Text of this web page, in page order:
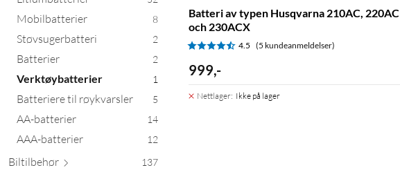
Mobilbatterier 8
Støvsugerbatteri 2
Batterier 2
Verktøybatterier 1
Batteriere til røykvarsler 5
AA-batterier 14
AAA-batterier 12
Biltilbehør 137
Batteri av typen Husqvarna 210AC, 220AC
och 230ACX
4.5 (5 kundeanmeldelser)
999,-
Nettlager: Ikke på lager